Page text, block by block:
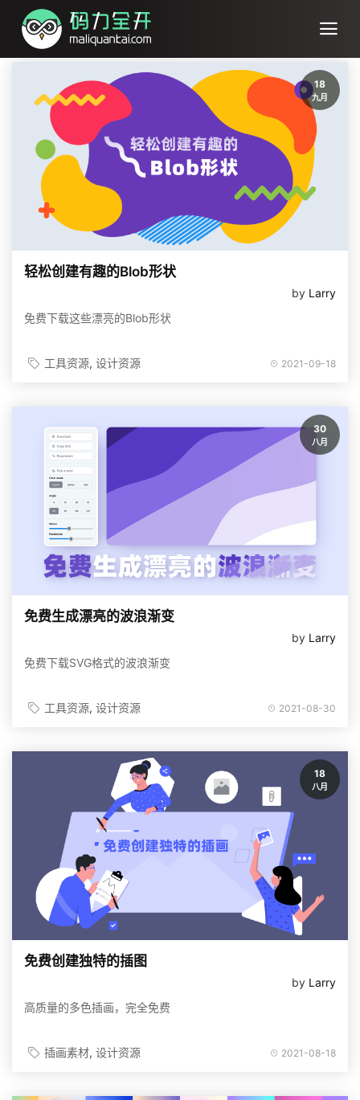
18
九月
轻松创建有趣的Blob形状
by Larry
免费下载这些漂亮的Blob形状
工具资源 设计资源 2021-09-18
30
八月
免费生成漂亮的波浪渐变
by Larry
免费下载SVG格式的波浪渐变
工具资源 设计资源 2021-08-30
18
八月
免费创建独特的插图
by Larry
高质量的多色插画，完全免费
插画素材 设计资源 2021-08-18